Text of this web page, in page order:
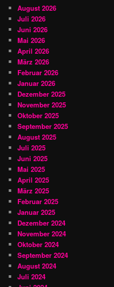
August 2026
Juli 2026
Juni 2026
Mai 2026
April 2026
März 2026
Februar 2026
Januar 2026
Dezember 2025
November 2025
Oktober 2025
September 2025
August 2025
Juli 2025
Juni 2025
Mai 2025
April 2025
März 2025
Februar 2025
Januar 2025
Dezember 2024
November 2024
Oktober 2024
September 2024
August 2024
Juli 2024